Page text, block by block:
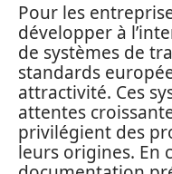
Pour les
développer à
de systèmes de
standards
attractivité. Ces
attentes
privilégient des
leurs origines. En